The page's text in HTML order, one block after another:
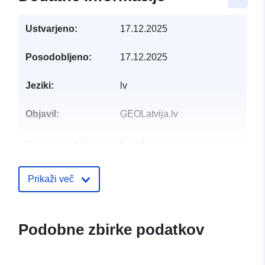
Ustvarjeno: 17.12.2025
Posodobljeno: 17.12.2025
Jeziki: lv
Objavil: ĢEOLatvija.lv
Katalogski zapis:
Prikaži več
Podobne zbirke podatkov